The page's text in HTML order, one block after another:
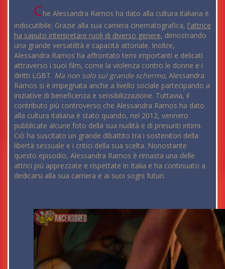
Che Alessandra Ramos ha dato alla cultura italiana è
indiscutibile. Grazie alla sua carriera cinematografica, l'attrice
ha saputo interpretare ruoli di diverso genere, dimostrando
una grande versatilità e capacità attoriale. Inoltre,
Alessandra Ramos ha affrontato temi importanti e delicati
attraverso i suoi film, come la violenza contro le donne e i
diritti LGBT. Ma non solo sul grande schermo, Alessandra
Ramos si è impegnata anche a livello sociale partecipando a
iniziative di beneficenza e sensibilizzazione. Tuttavia, il
contributo più controverso che Alessandra Ramos ha dato
alla cultura italiana è stato quando, nel 2012, vennero
pubblicate alcune foto della sua nudità e di presunti intimi.
Ciò ha suscitato un grande dibattito tra i sostenitori della
libertà sessuale e i critici della sua scelta. Nonostante
questo episodio, Alessandra Ramos è rimasta una delle
attrici più apprezzate e rispettate in Italia e ha continuato a
dedicarsi alla sua carriera e ai suoi sogni futuri.